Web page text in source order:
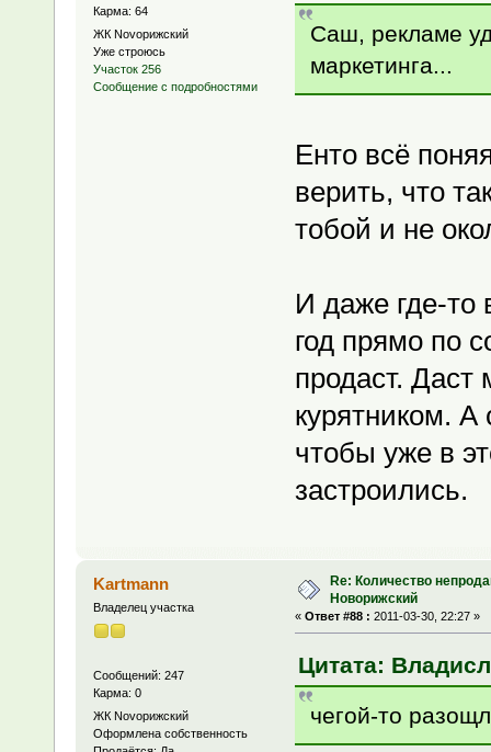
Карма: 64
ЖК Novoрижский
Уже строюсь
Участок 256
Сообщение с подробностями
Саш, рекламе
маркетинга...
Енто всё
верить, что
тобой и не
И даже где-то
год прямо по
продаст.
курятником. А
чтобы уже в
застроились.
Kartmann
Владелец участка
Сообщений: 247
Карма: 0
ЖК Novoрижский
Оформлена собственность
Re: Количество
Новорижский
« Ответ #88 : 2011-03-30, 22:27 »
Цитата:
чегой-то